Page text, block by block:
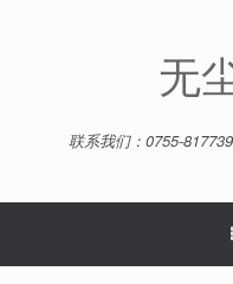
无
联系我们：0755-